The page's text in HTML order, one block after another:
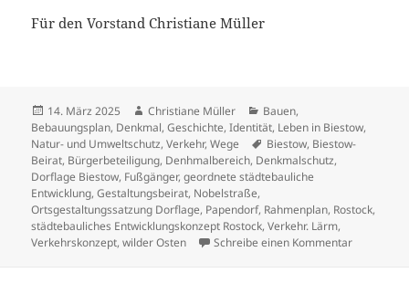
Für den Vorstand Christiane Müller
Veröffentlicht
am
14. März 2025 Autor
Christiane Müller Kategorien
Bauen,
Bebauungsplan, Denkmal,Geschichte,Identität, Leben in Biestow,
Natur- und Umweltschutz,Verkehr,Wege Schlagwörter
Biestow, Biestow-
Beirat, Bürgerbeteiligung, Denhmalbereich, Denkmalschutz,
Dorflage Biestow, Fußgänger,geordnete städtebauliche
Entwicklung,Gestaltungsbeirat, Nobelstraße,
Ortsgestaltungssatzung Dorflage, Papendorf, Rahmenplan, Rostock,
städtebauliches Entwicklungskonzept Rostock,Verkehr. Lärm,
Verkehrskonzept,wilder Osten Schreibe einen Kommentarzu „Hurra,